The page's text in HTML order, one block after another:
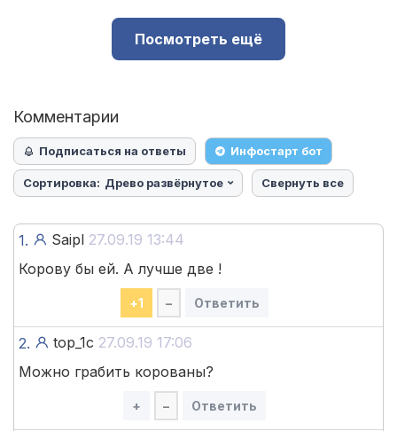
Посмотреть ещё
Комментарии
Подписаться на ответы Инфостарт бот
Сортировка: Древо развёрнутое Свернуть все
1. Saipl 27.09.19 13:44
Корову бы ей. А лучше две !
+1 – Ответить
2. top_1c 27.09.19 17:06
Можно грабить корованы?
+ – Ответить